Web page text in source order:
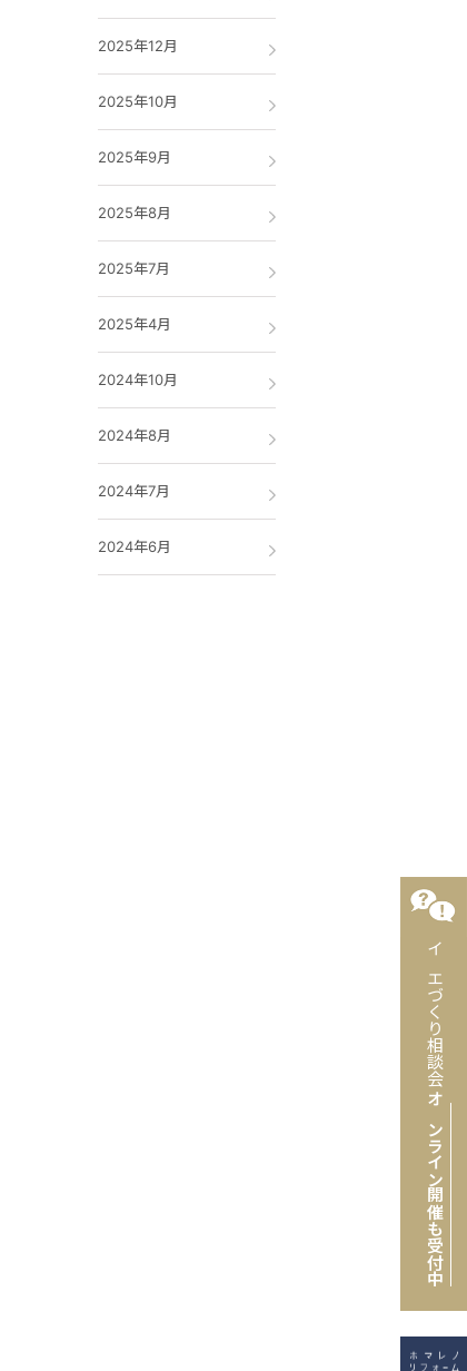
2025年12月
2025年10月
2025年9月
2025年8月
2025年7月
2025年4月
2024年10月
2024年8月
2024年7月
2024年6月
イエづくり相談会
オンライン開催
も受付中